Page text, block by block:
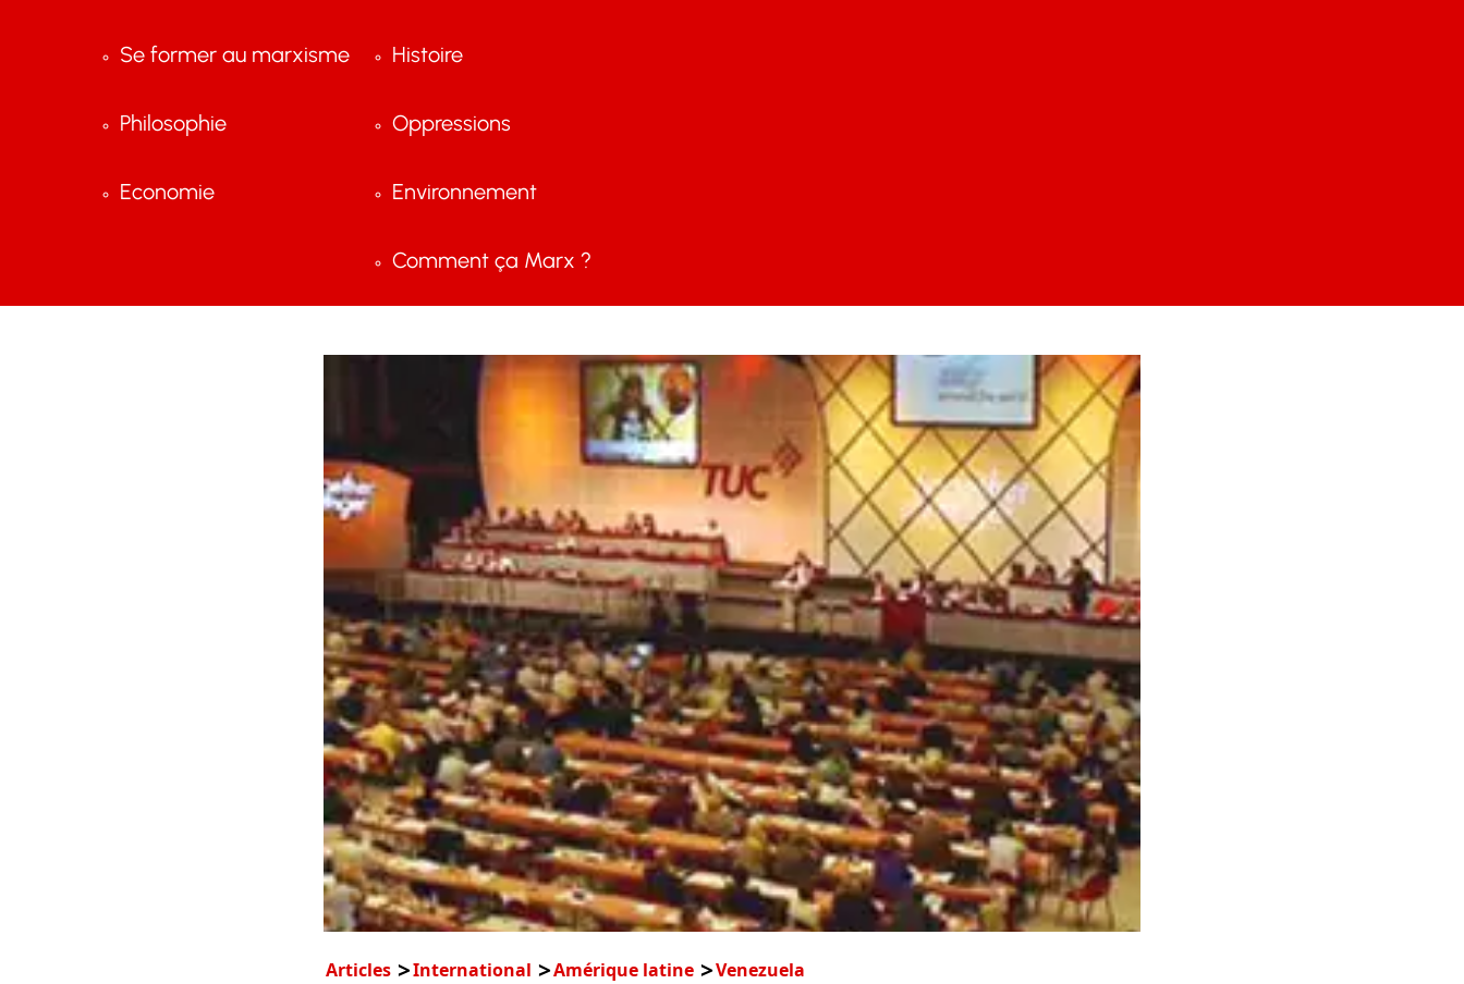
Se former au marxisme
Philosophie
Economie
Histoire
Oppressions
Environnement
Comment ça Marx ?
Articles International Amérique latine Venezuela